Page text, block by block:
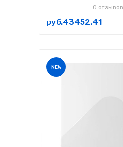
0 отзывов
руб.43452.41
NEW